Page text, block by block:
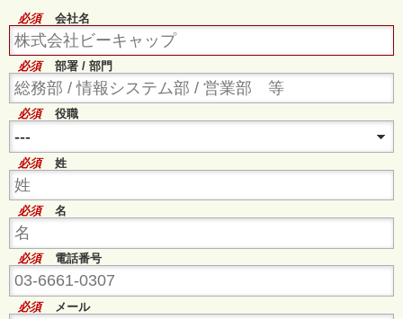
会社名
必須
部署 / 部門
必須
役職
必須
姓
必須
名
必須
電話番号
必須
メール
必須